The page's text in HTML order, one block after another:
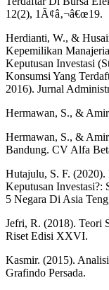
12(2), 1Ã¢â‚¬â€œ19.
Herdianti, W., &
Kepemilikan
Keputusan Investasi
Konsumsi Yang
2016). Jurnal
Hermawan, S., &
Hermawan, S., &
Bandung. CV Alfa
Hutajulu, S. F. (2020).
Keputusan Investasi?:
5 Negara Di Asia
Jefri, R. (2018). Teori
Riset Edisi XXVI.
Kasmir. (2015).
Grafindo Persada.